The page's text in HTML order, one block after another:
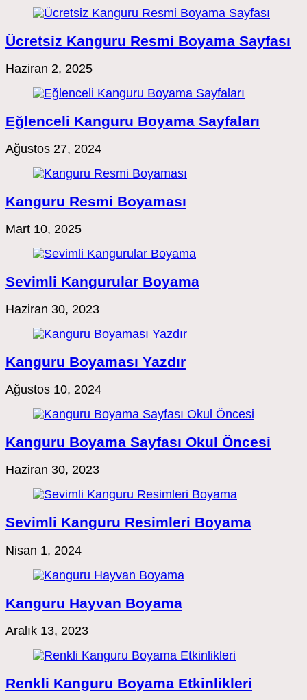
Ücretsiz Kanguru Resmi Boyama Sayfası
Haziran 2, 2025
Eğlenceli Kanguru Boyama Sayfaları
Ağustos 27, 2024
Kanguru Resmi Boyaması
Mart 10, 2025
Sevimli Kangurular Boyama
Haziran 30, 2023
Kanguru Boyaması Yazdır
Ağustos 10, 2024
Kanguru Boyama Sayfası Okul Öncesi
Haziran 30, 2023
Sevimli Kanguru Resimleri Boyama
Nisan 1, 2024
Kanguru Hayvan Boyama
Aralık 13, 2023
Renkli Kanguru Boyama Etkinlikleri